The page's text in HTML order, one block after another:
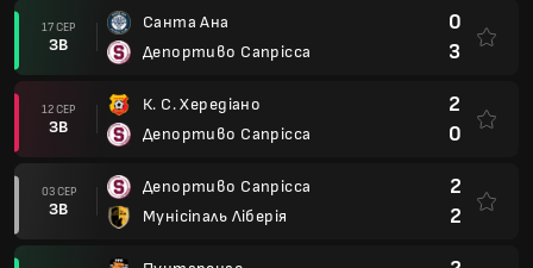
17 СЕР
ЗВ
Санта Ана
Депортиво Сапрісса
0
3
12 СЕР
ЗВ
К. С. Хередіано
Депортиво Сапрісса
2
0
03 СЕР
ЗВ
Депортиво Сапрісса
Мунісіпаль Ліберія
2
2